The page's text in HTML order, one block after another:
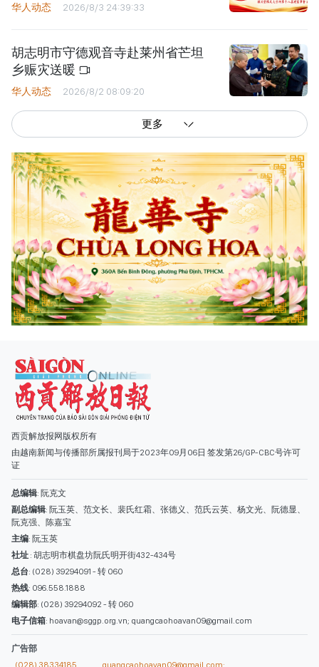
华人动态 2026/8/3 24:39:33
胡志明市守德观音寺赴莱州省芒坦
乡赈灾送暖
华人动态 2026/8/2 08:09:20
更多
西贡解放报网版权所有
由越南新闻与传播部所属报刊局于2023年09月06日 签发第26/GP-CBC号许可
证
阮克强、陈嘉宝
主编: 阮玉英
社址: 胡志明市棋盘坊阮氏明开街432-434号
总台: (028) 39294091 - 转 060
电子信箱
广告部
(028) 38334185
quangcaohoavan09@gmail.com;
类别